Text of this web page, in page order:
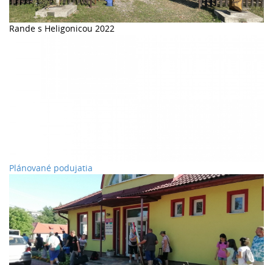
Rande s Heligonicou 2022
Plánované podujatia